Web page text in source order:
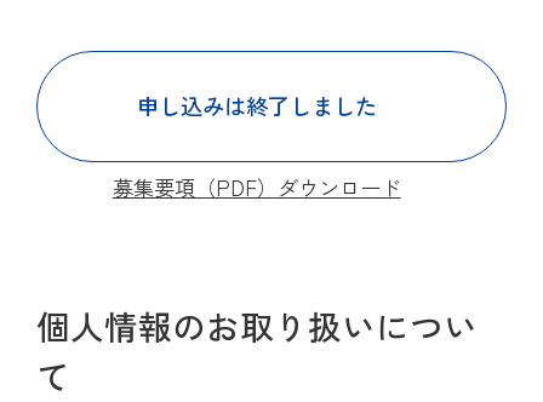
申し込みは終了しました
募集要項（PDF）ダウンロード
個人情報のお取り扱いについ
て